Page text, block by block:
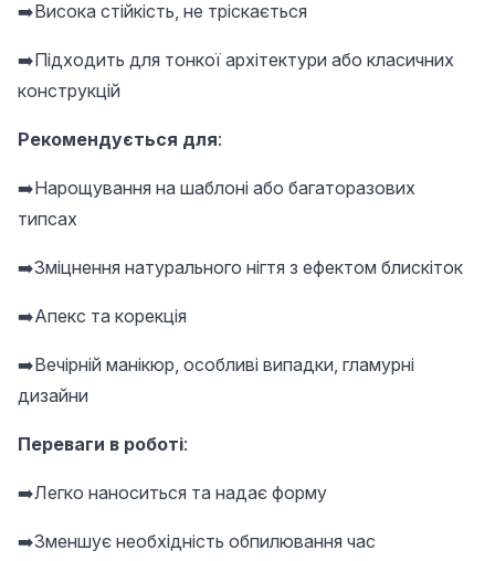
➡️Висока стійкість, не тріскається
➡️Підходить для тонкої архітектури або класичних
конструкцій
Рекомендується для:
➡️Нарощування на шаблоні або багаторазових
типсах
➡️Зміцнення натурального нігтя з ефектом блискіток
➡️Апекс та корекція
➡️Вечірній манікюр, особливі випадки, гламурні
дизайни
Переваги в роботі:
➡️Легко наноситься та надає форму
➡️Зменшує необхідність обпилювання час